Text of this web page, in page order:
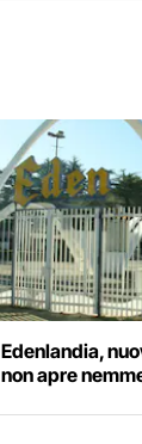
Edenlandia,
non apre